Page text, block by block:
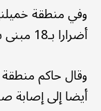
وفي منطقة
أضرارا بـ18 مبنى سكنيا، بحسب السلطات.
وقال حاكم منطقة
أيضا إلى إصابة صبي